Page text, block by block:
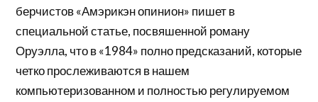
берчистов «Амэрикэн опинион» пишет в
специальной статье, посвяшенной роману
Оруэлла, что в «1984» полно предсказаний, которые
четко прослеживаются в нашем
компьютеризованном и полностью регулируемом